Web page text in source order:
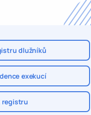
dlužníků
exekucí
registru